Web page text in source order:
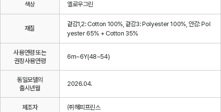
색상 옐로우그린
재질
겉감1,2: Cotton 100%, 겉감3: Polyester 100%, 안감: Pol
yester 65% + Cotton 35%
사용연령 또는
권장사용연령
6m~6Y(48~54)
동일모델의
출시년월
2026.04.
제조자 ㈜해피프린스